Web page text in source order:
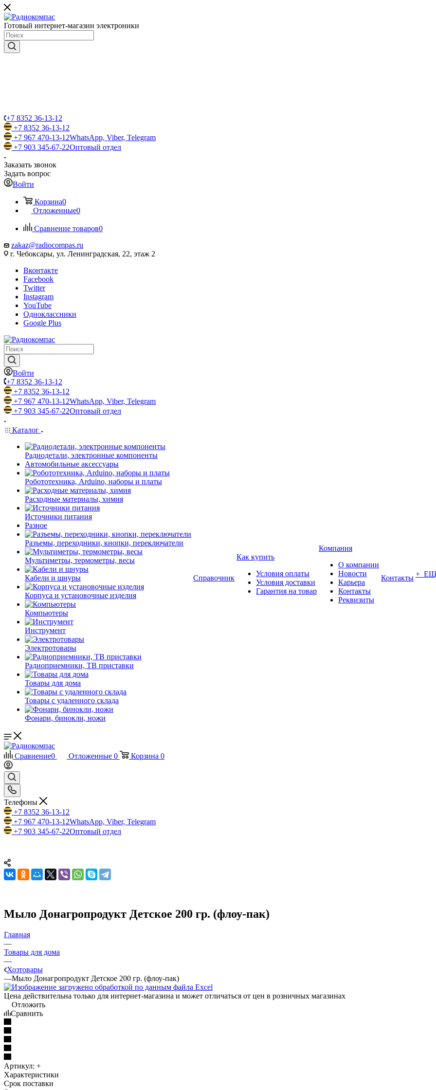
Готовый интернет-магазин электроники
+7 8352 36-13-12
+7 8352 36-13-12
+7 967 470-13-12WhatsApp, Viber, Telegram
+7 903 345-67-22Оптовый отдел
Заказать звонок
Задать вопрос
Войти
Корзина0
Отложенные0
Сравнение товаров0
zakaz@radiocompas.ru
г. Чебоксары, ул. Ленинградская, 22, этаж 2
Вконтакте
Facebook
Twitter
Instagram
YouTube
Одноклассники
Google Plus
Войти
+7 8352 36-13-12
+7 8352 36-13-12
+7 967 470-13-12WhatsApp, Viber, Telegram
+7 903 345-67-22Оптовый отдел
Каталог
Радиодетали, электронные компоненты
Автомобильные аксессуары
Робототехника, Arduino, наборы и платы
Расходные материалы, химия
Источники питания
Разное
Разъемы, переходники, кнопки, переключатели
Мультиметры, термометры, весы
Кабели и шнуры
Корпуса и установочные изделия
Компьютеры
Инструмент
Электротовары
Радиоприемники, ТВ приставки
Товары для дома
Товары с удаленного склада
Фонари, бинокли, ножи
Справочник
Как купить
Условия оплаты
Условия доставки
Гарантия на товар
Компания
О компании
Новости
Карьера
Контакты
Реквизиты
Контакты +
Сравнение0 Отложенные 0 Корзина 0
Телефоны
+7 8352 36-13-12
+7 967 470-13-12WhatsApp, Viber, Telegram
+7 903 345-67-22Оптовый отдел
Мыло Донагропродукт Детское 200 гр. (флоу-пак)
Главная
—
Товары для дома
—
Хозтовары
—Мыло Донагропродукт Детское 200 гр. (флоу-пак)
Цена действительна только для интернет-магазина и может отличаться от цен в розничных магазинах
Отложить
Сравнить
Артикул: +
Характеристики
Срок поставки